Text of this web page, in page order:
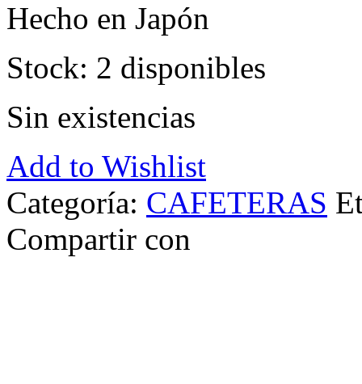
Hecho en Japón
Stock: 2 disponibles
Sin existencias
Add to Wishlist
Categoría: CAFETERAS
Compartir con